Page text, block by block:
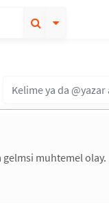
gelmsi muhtemel olay.